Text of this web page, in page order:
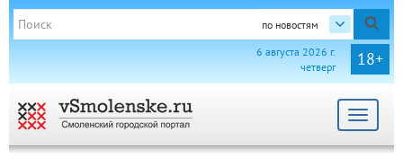
по новостям
18+
6 августа 2026 г.
четверг
Toggle